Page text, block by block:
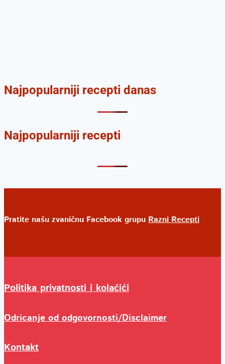
Najpopularniji recepti danas
Najpopularniji recepti
Pratite našu zvaničnu Facebook grupu Razni Recepti
Politika privatnosti i kolaćići
Odricanje od odgovornosti/Disclaimer
Kontakt